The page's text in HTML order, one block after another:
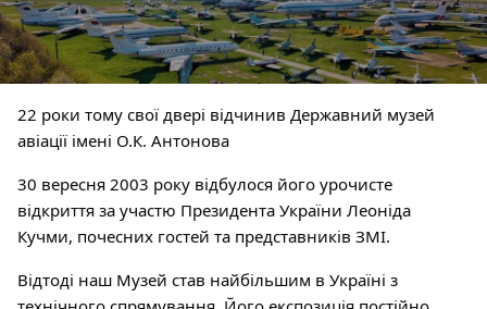
22 роки тому свої двері відчинив Державний музей
авіації імені О.К. Антонова
30 вересня 2003 року відбулося його урочисте
відкриття за участю Президента України Леоніда
Кучми, почесних гостей та представників ЗМІ.
Відтоді наш Музей став найбільшим в Україні з